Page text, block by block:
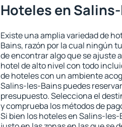
Hoteles en
Existe una amplia variedad de
Bains, razón por la cual ningún
de encontrar algo que se ajuste
hotel de alto nivel con todo
de hoteles con un ambiente
Salins-les-Bains puedes
presupuesto. Selecciona el
y comprueba los métodos de
Si bien los hoteles en Salins-